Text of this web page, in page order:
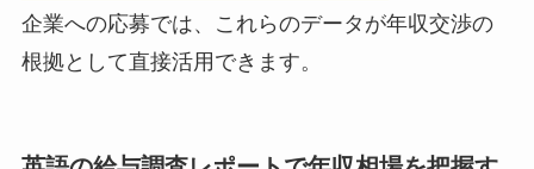
企業への応募では、これらのデータが年収交渉の
根拠として直接活用できます。